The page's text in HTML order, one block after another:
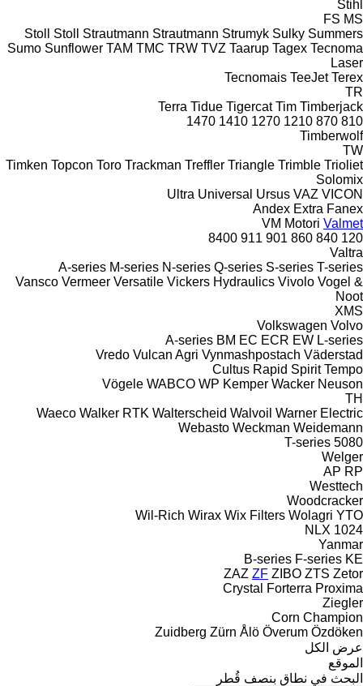
Stihl
FS MS
Stoll
Stoll Strautmann Strautmann Strumyk Sulky Summers
Sumo Sunflower TAM TMC TRW TVZ Taarup Tagex Tecnoma
Laser
Tecnomais TeeJet Terex
TR
Terra Tidue Tigercat Tim Timberjack
810
870
1210
1270
1410
1470
Timberwolf
TW
Timken Topcon Toro Trackman Treffler Triangle Trimble Trioliet
Solomix
Ultra Universal Ursus VAZ VICON
Andex Extra Fanex
VM Motori Valmet
120
840
860
901
911
8400
Valtra
A-series M-series N-series Q-series S-series T-series
Vansco Vermeer Versatile Vickers Hydraulics Vivolo Vogel &
Noot
XMS
Volkswagen Volvo
A-series BM EC ECR EW L-series
Vredo Vulcan Agri Vynmashpostach Väderstad
Cultus Rapid Spirit Tempo
Vögele WABCO WP Kemper Wacker Neuson
TH
Waeco Walker RTK Walterscheid Walvoil Warner Electric
Webasto Weckman Weidemann
5080
T-series
Welger
AP RP
Westtech
Woodcracker
Wil-Rich Wirax Wix Filters Wolagri YTO
NLX 1024
Yanmar
B-series F-series KE
ZAZ ZF ZIBO ZTS Zetor
Crystal
Forterra Proxima
Ziegler
Corn Champion
Zuidberg Zürn Ålö Överum Özdöken
عرض الكل
الموقع
البحث في نطاق بنصف قُطر